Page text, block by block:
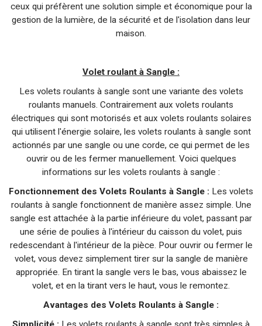
ceux qui préfèrent une solution simple et économique pour la
gestion de la lumière, de la sécurité et de l'isolation dans leur
maison.
Volet roulant à Sangle :
Les volets roulants à sangle sont une variante des volets
roulants manuels. Contrairement aux volets roulants
électriques qui sont motorisés et aux volets roulants solaires
qui utilisent l'énergie solaire, les volets roulants à sangle sont
actionnés par une sangle ou une corde, ce qui permet de les
ouvrir ou de les fermer manuellement. Voici quelques
informations sur les volets roulants à sangle :
Fonctionnement des Volets Roulants à Sangle : Les volets
roulants à sangle fonctionnent de manière assez simple. Une
sangle est attachée à la partie inférieure du volet, passant par
une série de poulies à l'intérieur du caisson du volet, puis
redescendant à l'intérieur de la pièce. Pour ouvrir ou fermer le
volet, vous devez simplement tirer sur la sangle de manière
appropriée. En tirant la sangle vers le bas, vous abaissez le
volet, et en la tirant vers le haut, vous le remontez.
Avantages des Volets Roulants à Sangle :